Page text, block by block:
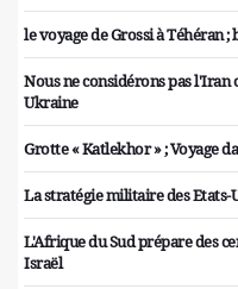
le voyage de Grossi à Téhéran ;
Nous ne considérons pas
Ukraine
Grotte « Katlekhor » ; Voyage
La stratégie militaire des Etats-
L'Afrique du Sud prépare des
Israël